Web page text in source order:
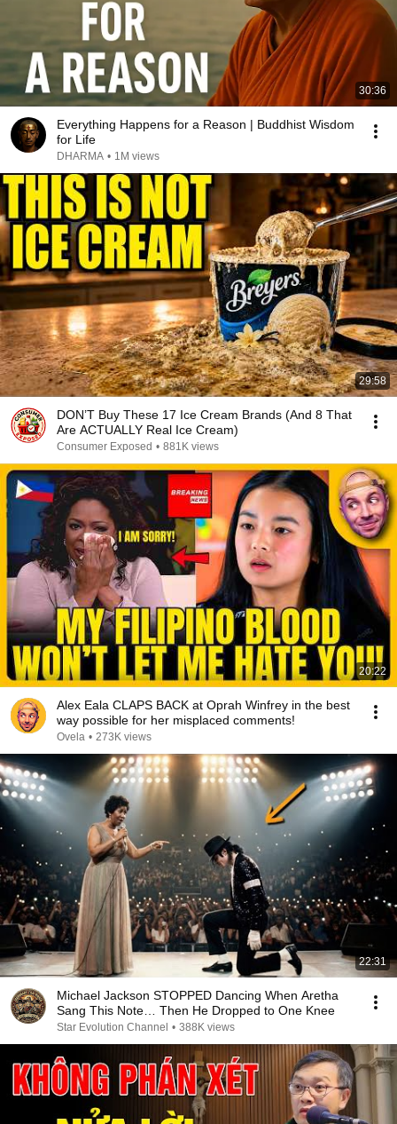
30:36
Everything Happens for a Reason | Buddhist Wisdom
for Life
DHARMA • 1M views
29:58
DON’T Buy These 17 Ice Cream Brands (And 8 That
Are ACTUALLY Real Ice Cream)
Consumer Exposed • 881K views
20:22
Alex Eala CLAPS BACK at Oprah Winfrey in the best
way possible for her misplaced comments!
Ovela • 273K views
22:31
Michael Jackson STOPPED Dancing When Aretha
Sang This Note… Then He Dropped to One Knee
Star Evolution Channel • 388K views